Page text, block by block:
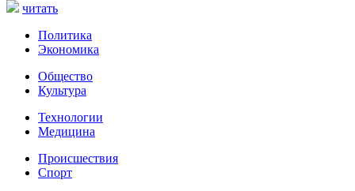
читать
Политика
Экономика
Общество
Культура
Технологии
Медицина
Происшествия
Спорт